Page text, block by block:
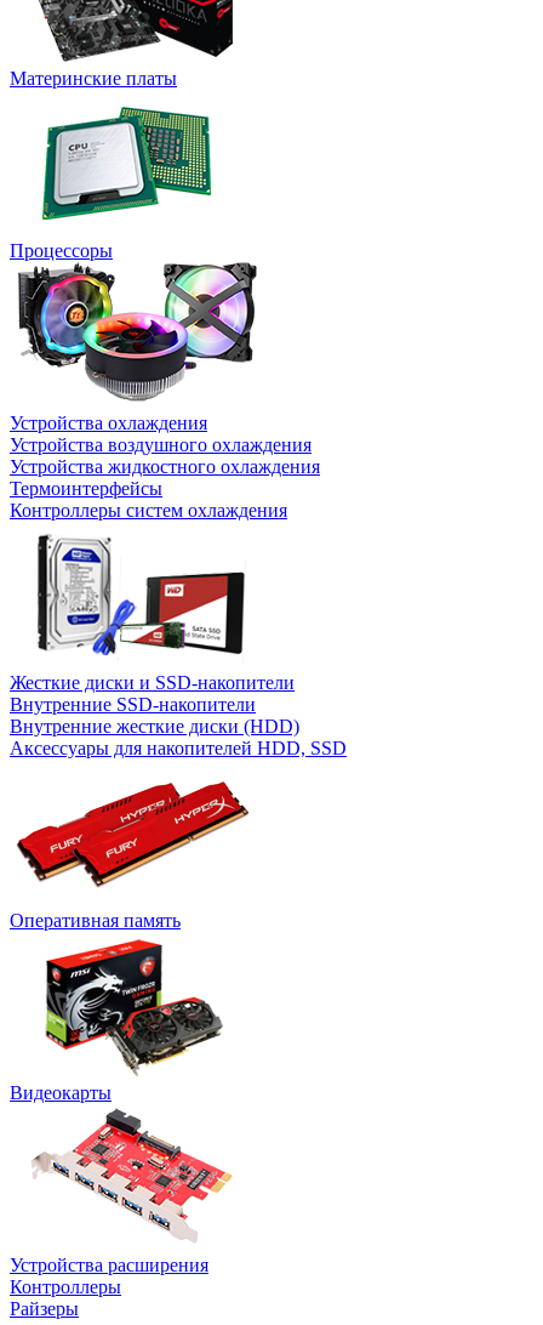
Материнские платы
Процессоры
Устройства охлаждения
Устройства воздушного охлаждения
Устройства жидкостного охлаждения
Термоинтерфейсы
Контроллеры систем охлаждения
Жесткие диски и SSD-накопители
Внутренние SSD-накопители
Внутренние жесткие диски (HDD)
Аксессуары для накопителей HDD, SSD
Оперативная память
Видеокарты
Устройства расширения
Контроллеры
Райзеры